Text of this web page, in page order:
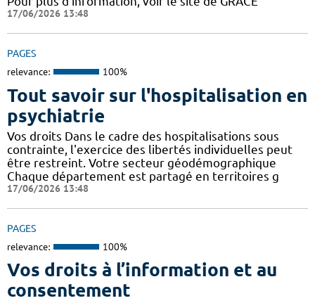
17/06/2026 13:48
PAGES
relevance: 100%
Tout savoir sur l'hospitalisation en
psychiatrie
Vos droits Dans le cadre des hospitalisations sous
contrainte, l'exercice des libertés individuelles peut
être restreint. Votre secteur géodémographique
Chaque département est partagé en territoires g
17/06/2026 13:48
PAGES
relevance: 100%
Vos droits à l’information et au
consentement